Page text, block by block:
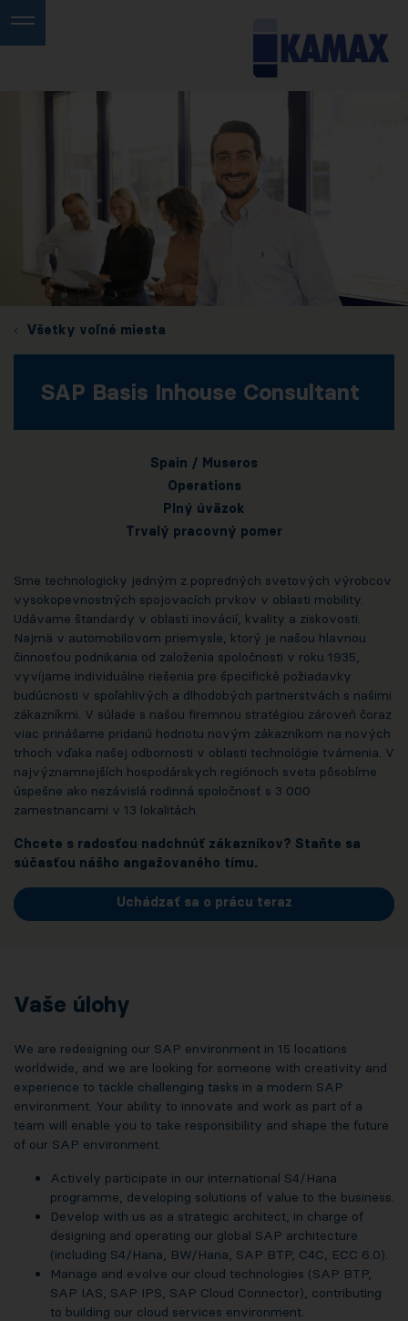
Všetky voľné miesta
SAP Basis Inhouse Consultant
Spain / Museros
Operations
Plný úväzok
Trvalý pracovný pomer
Sme technologicky jedným z popredných svetových výrobcov
vysokopevnostných spojovacích prvkov v oblasti mobility.
Udávame štandardy v oblasti inovácií, kvality a ziskovosti.
Najmä v automobilovom priemysle, ktorý je našou hlavnou
činnosťou podnikania od založenia spoločnosti v roku 1935,
vyvíjame individuálne riešenia pre špecifické požiadavky
budúcnosti v spoľahlivých a dlhodobých partnerstvách s našimi
zákazníkmi. V súlade s našou firemnou stratégiou zároveň čoraz
viac prinášame pridanú hodnotu novým zákazníkom na nových
trhoch vďaka našej odbornosti v oblasti technológie tvárnenia. V
najvýznamnejších hospodárskych regiónoch sveta pôsobíme
úspešne ako nezávislá rodinná spoločnosť s 3 000
zamestnancami v 13 lokalitách.
Chcete s radosťou nadchnúť zákazníkov? Staňte sa
súčasťou nášho angažovaného tímu.
Uchádzať sa o prácu teraz
Vaše úlohy
We are redesigning our SAP environment in 15 locations
worldwide, and we are looking for someone with creativity and
experience to tackle challenging tasks in a modern SAP
environment. Your ability to innovate and work as part of a
team will enable you to take responsibility and shape the future
of our SAP environment.
Actively participate in our international S4/Hana
programme, developing solutions of value to the business.
Develop with us as a strategic architect, in charge of
designing and operating our global SAP architecture
(including S4/Hana, BW/Hana, SAP BTP, C4C, ECC 6.0).
Manage and evolve our cloud technologies (SAP BTP,
SAP IAS, SAP IPS, SAP Cloud Connector), contributing
to building our cloud services environment.